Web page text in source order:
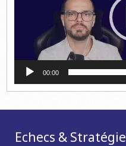
00:00
Echecs & Stratégie